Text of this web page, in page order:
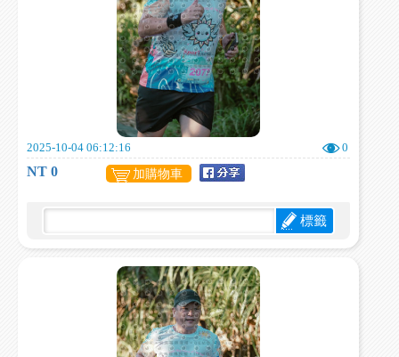
2025-10-04 06:12:16 0
NT 0 加購物車
標籤